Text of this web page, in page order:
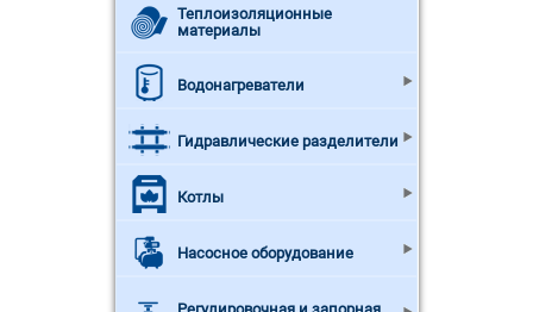
Теплоизоляционные
материалы
Водонагреватели
Гидравлические разделители
Котлы
Насосное оборудование
Регулировочная и запорная